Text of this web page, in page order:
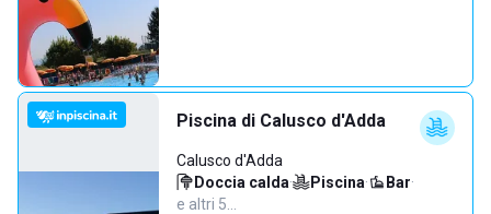
Piscina di Calusco d'Adda
Calusco d'Adda
Doccia calda· Piscina· Bar·
e altri 5…